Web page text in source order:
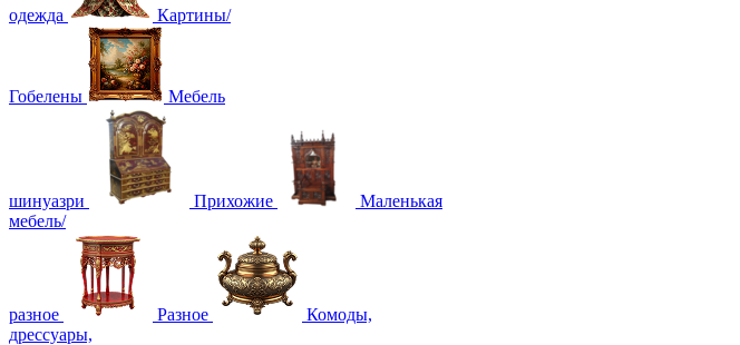
одежда Картины/
Гобелены Мебель
шинуазри Прихожие
Маленькая
мебель/
разное Разное
Комоды,
дрессуары,